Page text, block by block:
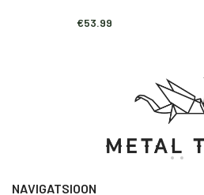
€53.99
NAVIGATSIOON